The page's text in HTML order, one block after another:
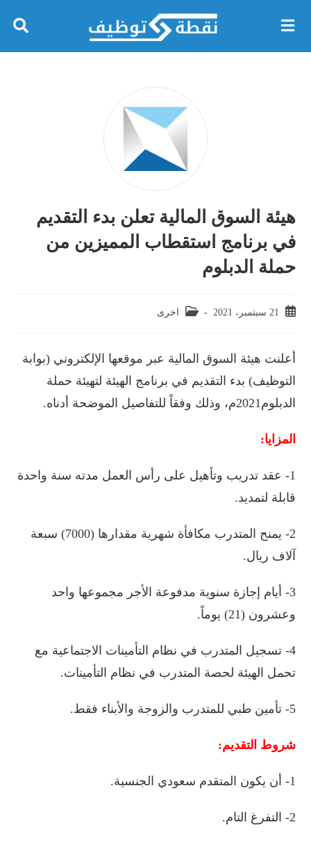
هيئة السوق المالية تعلن بدء التقديم
في برنامج استقطاب المميزين من
حملة الدبلوم
21 سبتمبر، 2021 اخرى
أعلنت هيئة السوق المالية عبر موقعها الإلكتروني (بوابة
التوظيف) بدء التقديم في برنامج الهيئة لتهيئة حملة
الدبلوم 2021م، وذلك وفقاً للتفاصيل الموضحة أدناه.
المزايا:
1- عقد تدريب وتأهيل على رأس العمل مدته سنة واحدة
قابلة لتمديد.
2- يمنح المتدرب مكافأة شهرية مقدارها (
7000
) سبعة
آلاف ريال.
3- أيام إجازة سنوية مدفوعة الأجر مجموعها واحد
وعشرون (
21
) يوماً.
4- تسجيل المتدرب في نظام التأمينات الاجتماعية مع
تحمل الهيئة لحصة المتدرب في نظام التأمينات.
5- تأمين طبي للمتدرب والزوجة والأبناء فقط.
شروط التقديم:
1- أن يكون المتقدم سعودي الجنسية.
2- التفرغ التام.